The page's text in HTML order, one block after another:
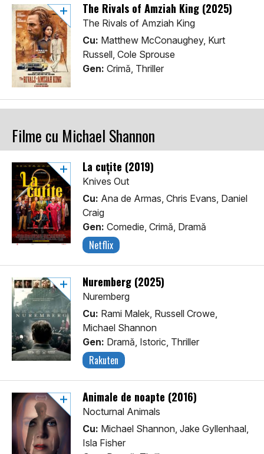
The Rivals of Amziah King (2025)
The Rivals of Amziah King
Cu: Matthew McConaughey, Kurt
Russell, Cole Sprouse
Gen: Crimă, Thriller
Filme cu Michael Shannon
La cuțite (2019)
Knives Out
Cu: Ana de Armas, Chris Evans, Daniel
Craig
Gen: Comedie, Crimă, Dramă
Netflix
Nuremberg (2025)
Nuremberg
Cu: Rami Malek, Russell Crowe,
Michael Shannon
Gen: Dramă, Istoric, Thriller
Rakuten
Animale de noapte (2016)
Nocturnal Animals
Cu: Michael Shannon, Jake Gyllenhaal,
Isla Fisher